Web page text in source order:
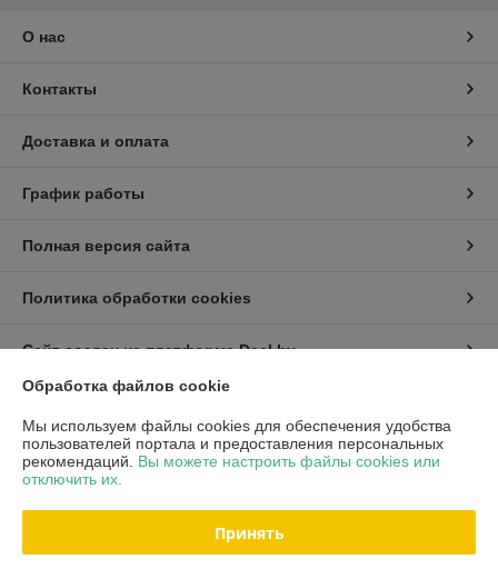
О нас
Контакты
Доставка и оплата
График работы
Полная версия сайта
Политика обработки cookies
Сайт создан на платформе Deal.by
Информация для покупателя
Индивидуальный предприниматель:ИП Хмель Павел Юрьевич
г. Минск, ул. Воронянского 11/5-63
Регистрационный номер ЕГР: 190422759
Обработка файлов cookie
Мы используем файлы cookies для обеспечения удобства
пользователей портала и предоставления персональных
рекомендаций. Вы можете настроить файлы cookies или
отключить их.
Принять